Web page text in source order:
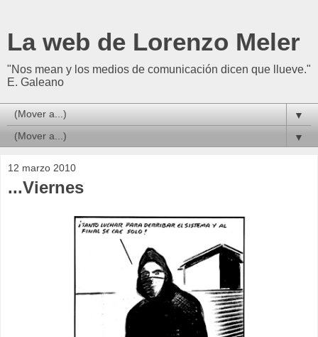
La web de Lorenzo Meler
"Nos mean y los medios de comunicación dicen que llueve."
E. Galeano
▼
▼
12 marzo 2010
...Viernes